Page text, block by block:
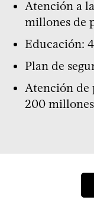
Atención a
millones de
Educación:
Plan de
Atención de
200